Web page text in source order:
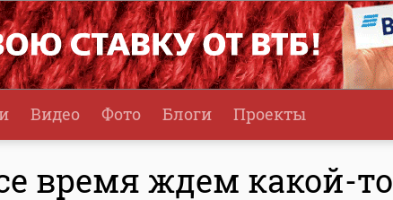
Видео Фото Блоги Проекты
время ждем какой-то